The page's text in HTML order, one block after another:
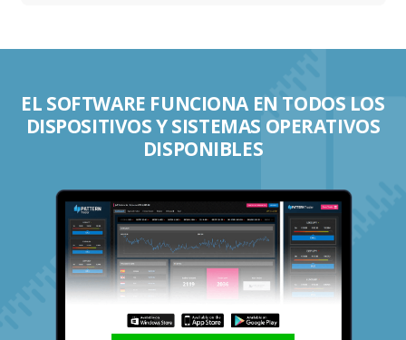
EL SOFTWARE FUNCIONA EN TODOS LOS
DISPOSITIVOS Y SISTEMAS OPERATIVOS
DISPONIBLES